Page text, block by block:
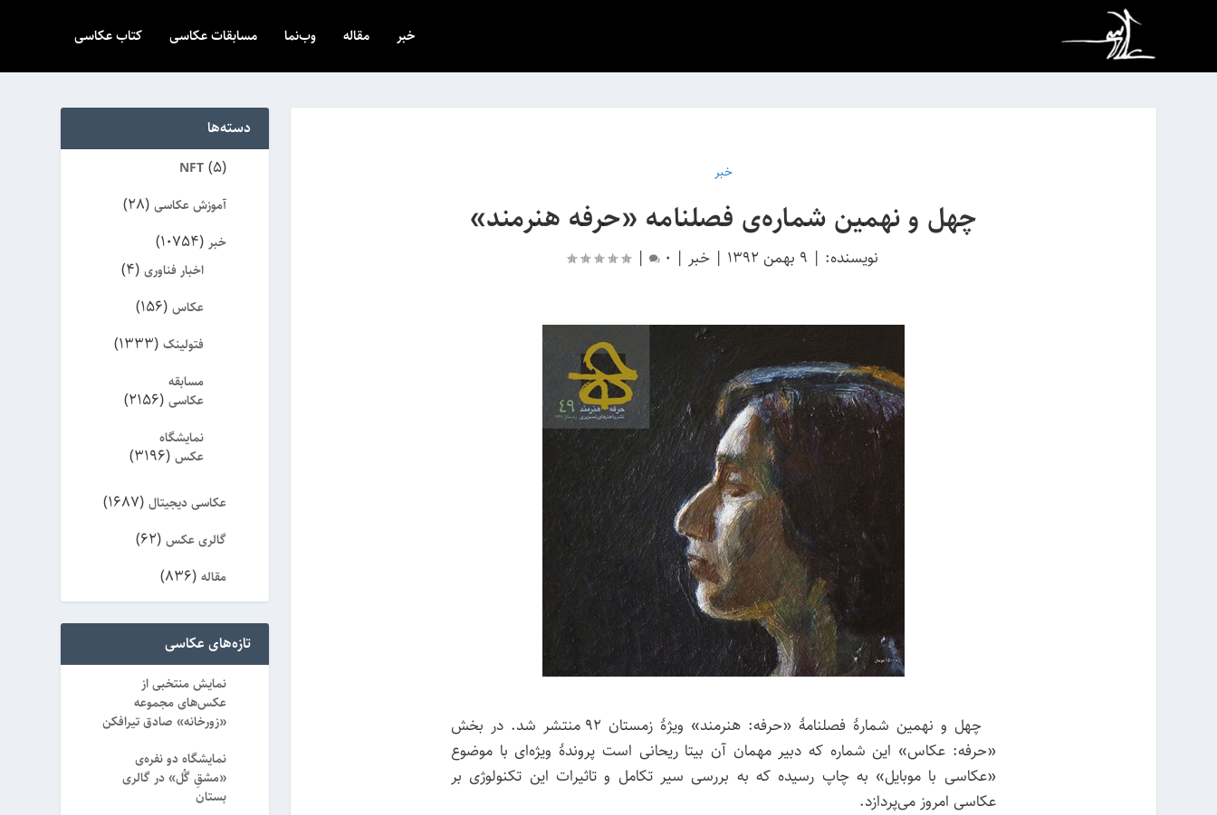
خبر مقاله وب‌نما مسابقات عکاسی کتاب عکاسی
خبر
چهل و نهمین شماره‌ی فصلنامه «حرفه هنرمند»
نویسنده: | 9 بهمن 1392 |خبر |
0
|
چهل و نهمین شمارهٔ فصلنامهٔ «حرفه: هنرمند» ویژهٔ زمستان ۹۲ منتشر شد. در بخش
«حرفه: عکاس» این شماره که دبیر مهمان آن بیتا ریحانی است پروندهٔ ویژه‌ای با موضوع
«عکاسی با موبایل» به چاپ رسیده که به بررسی سیر تکامل و تاثیرات این تکنولوژی بر
عکاسی امروز می‌پردازد.
دسته‌ها
NFT (5)
آموزش عکاسی(28)
خبر (10754)
اخبار فناوری(4)
عکاس(156)
فتولینک(1333)
مسابقه
عکاسی(2156)
نمایشگاه
عکس(3196)
عکاسی دیجیتال(1687)
گالری عکس(62)
مقاله(836)
تازه‌های عکاسی
نمایش منتخبی از
عکس‌های مجموعه
«زورخانه» صادق تیرافکن
نمایشگاه دو نفره‌ی
«مشقِ گُل» در گالری
بستان